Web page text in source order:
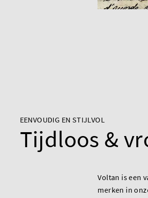
EENVOUDIG EN STIJLVOL
Tijdloos &
Voltan is een
merken in